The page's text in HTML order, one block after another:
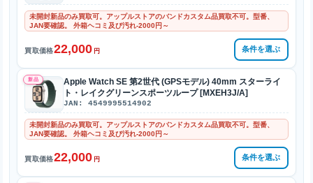
未開封新品のみ買取可。アップルストアのバンドカスタム品買取不可。型番、
JAN要確認。 外箱ヘコミ及び汚れ-2000円～
買取価格22,000 円 条件を選ぶ
新品
Apple Watch SE 第2世代 (GPSモデル) 40mm スターライ
ト・レイクグリーンスポーツループ [MXEH3J/A]
JAN: 4549995514902
未開封新品のみ買取可。アップルストアのバンドカスタム品買取不可。型番、
JAN要確認。 外箱ヘコミ及び汚れ-2000円～
買取価格22,000 円 条件を選ぶ